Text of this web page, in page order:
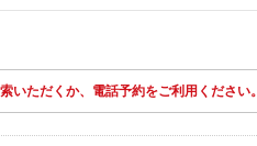
いただくか、電話予約をご利用ください。